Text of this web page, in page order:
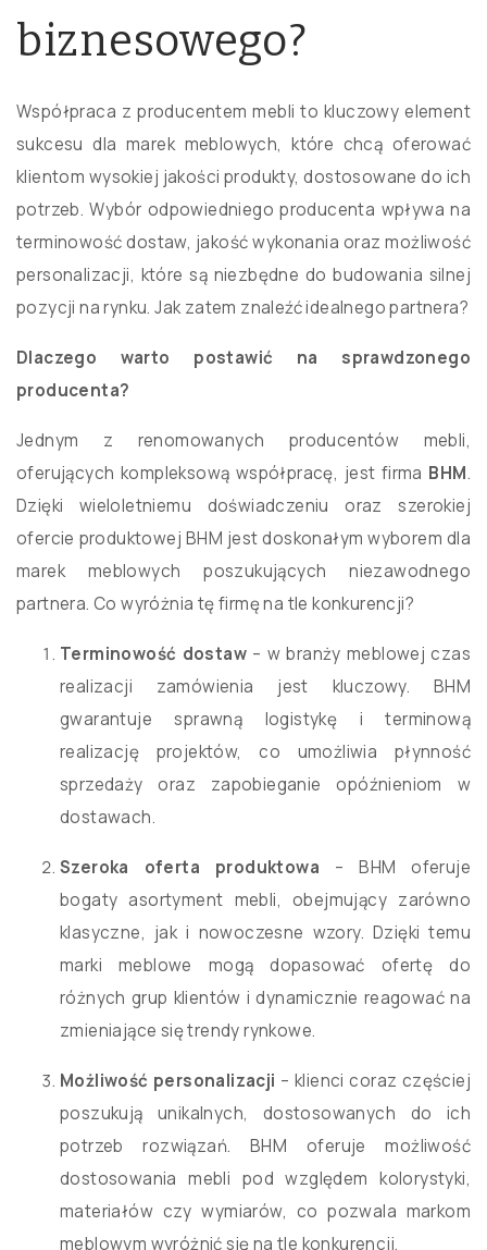
biznesowego?
Współpraca z producentem mebli to kluczowy element
sukcesu dla marek meblowych, które chcą oferować
klientom wysokiej jakości produkty, dostosowane do ich
potrzeb. Wybór odpowiedniego producenta wpływa na
terminowość dostaw, jakość wykonania oraz możliwość
personalizacji, które są niezbędne do budowania silnej
pozycji na rynku. Jak zatem znaleźć idealnego partnera?
Dlaczego warto postawić na sprawdzonego
producenta?
Jednym z renomowanych producentów mebli,
oferujących kompleksową współpracę, jest firma BHM.
Dzięki wieloletniemu doświadczeniu oraz szerokiej
ofercie produktowej BHM jest doskonałym wyborem dla
marek meblowych poszukujących niezawodnego
partnera. Co wyróżnia tę firmę na tle konkurencji?
Terminowość dostaw – w branży meblowej czas
realizacji zamówienia jest kluczowy. BHM
gwarantuje sprawną logistykę i terminową
realizację projektów, co umożliwia płynność
sprzedaży oraz zapobieganie opóźnieniom w
dostawach.
Szeroka oferta produktowa – BHM oferuje
bogaty asortyment mebli, obejmujący zarówno
klasyczne, jak i nowoczesne wzory. Dzięki temu
marki meblowe mogą dopasować ofertę do
różnych grup klientów i dynamicznie reagować na
zmieniające się trendy rynkowe.
Możliwość personalizacji – klienci coraz częściej
poszukują unikalnych, dostosowanych do ich
potrzeb rozwiązań. BHM oferuje możliwość
dostosowania mebli pod względem kolorystyki,
materiałów czy wymiarów, co pozwala markom
meblowym wyróżnić się na tle konkurencji.